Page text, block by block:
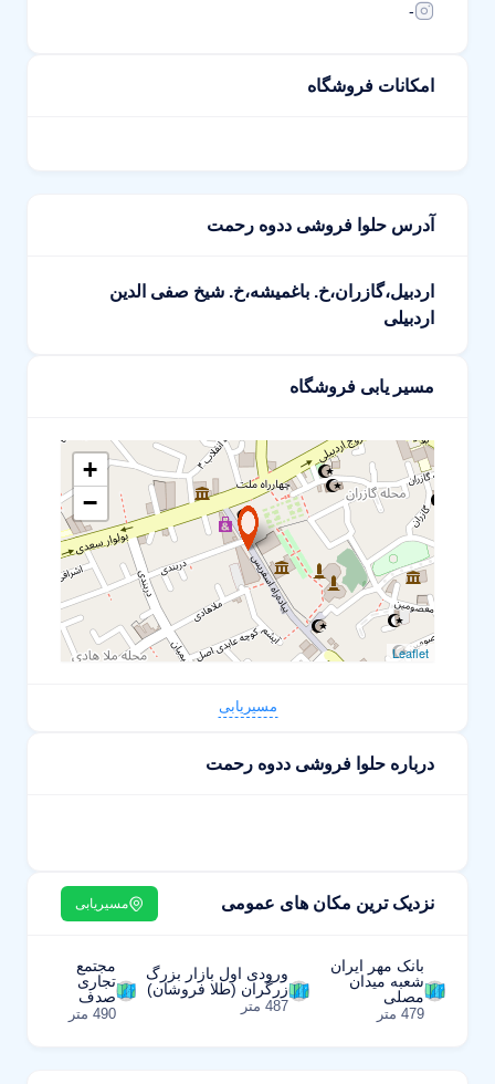
-
امکانات فروشگاه
آدرس حلوا فروشی ددوه رحمت
اردبیل،گازران،خ. باغمیشه،خ. شیخ صفی الدین
اردبیلی
مسیر یابی فروشگاه
+
−
Leaflet
مسیریابی
درباره حلوا فروشی ددوه رحمت
نزدیک ترین مکان های عمومی مسیریابی
بانک مهر ایران
شعبه میدان
مصلی
479 متر
ورودی اول بازار بزرگ
زرگران (طلا فروشان)
487 متر
مجتمع
تجاری
صدف
490 متر